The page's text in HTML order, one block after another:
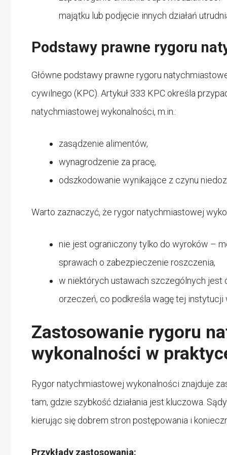
majątku lub podjęcie innych działań
Podstawy prawne rygoru
Główne podstawy prawne rygoru
cywilnego (KPC). Artykuł 333 KPC określa
natychmiastowej wykonalności, m.in.:
zasądzenie alimentów,
wynagrodzenie za pracę,
odszkodowanie wynikające z czynu
Warto zaznaczyć, że rygor natychmiastowej
nie jest ograniczony tylko do wyroków –
sprawach o zabezpieczenie roszczenia,
w niektórych ustawach szczególnych jest
orzeczeń, co podkreśla wagę tej
Zastosowanie rygoru
wykonalności w
Rygor natychmiastowej wykonalności znajduje
tam, gdzie szybkość działania jest kluczowa.
kierując się dobrem stron postępowania i
Przykłady zastosowania: